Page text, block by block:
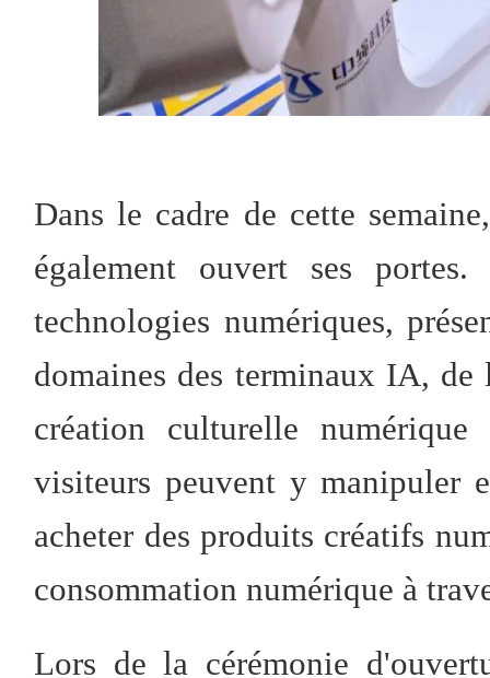
Dans le cadre de cette
également ouvert ses
technologies numériques,
domaines des terminaux IA,
création culturelle
visiteurs peuvent y manipuler
acheter des produits créatifs
consommation numérique à
Lors de la cérémonie